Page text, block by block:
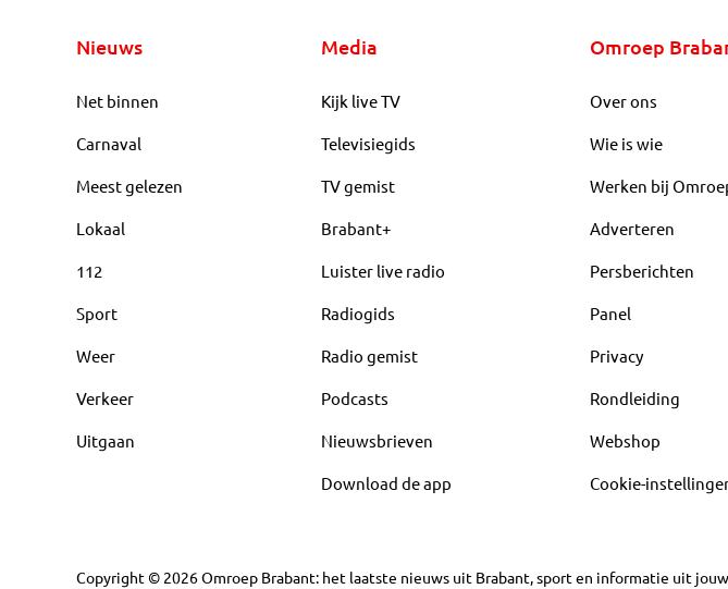
Nieuws
Net binnen
Carnaval
Meest gelezen
Lokaal
112
Sport
Weer
Verkeer
Uitgaan
Media
Kijk live TV
Televisiegids
TV gemist
Brabant+
Luister live radio
Radiogids
Radio gemist
Podcasts
Nieuwsbrieven
Download de app
Omroep
Over ons
Wie is wie
Werken bij
Adverteren
Persberichten
Panel
Privacy
Rondleiding
Webshop
Cookie-
Copyright © 2026Omroep Brabant: het laatste nieuws uit Brabant, sport en informatie uit